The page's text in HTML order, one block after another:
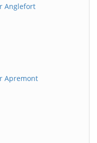
Anglefort
Apremont